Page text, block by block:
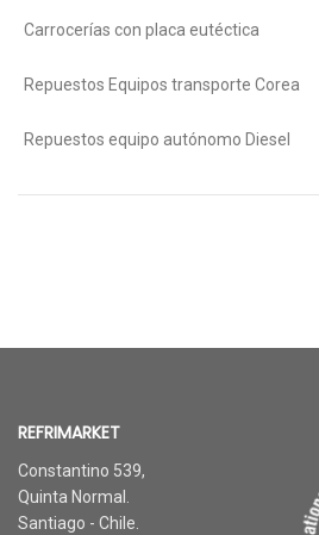
Carrocerías con placa eutéctica
Repuestos Equipos transporte Corea
Repuestos equipo autónomo Diesel
REFRIMARKET
Constantino 539,
Quinta Normal.
Santiago - Chile.